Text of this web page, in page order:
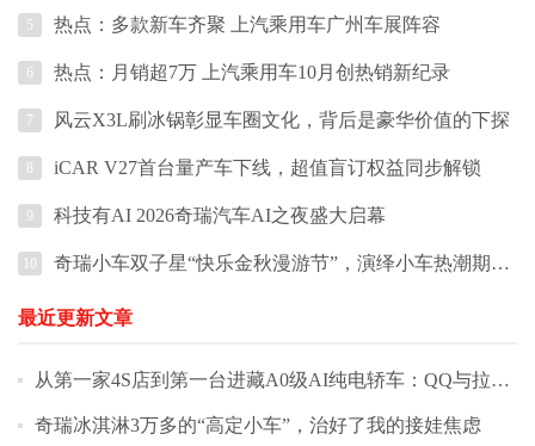
5 热点：多款新车齐聚 上汽乘用车广州车展阵容
6 热点：月销超7万 上汽乘用车10月创热销新纪录
7 风云X3L刷冰锅彰显车圈文化，背后是豪华价值的下探
iCAR V27首台量产车下线，超值盲订权益同步解锁
9 科技有AI 2026奇瑞汽车AI之夜盛大启幕
奇瑞小车双子星“快乐金秋漫游节”，演绎小车热潮期的出行张力
最近更新文章
从第一家4S店到第一台进藏A0级AI纯电轿车：QQ与拉萨的情缘
奇瑞冰淇淋3万多的“高定小车”，治好了我的接娃焦虑